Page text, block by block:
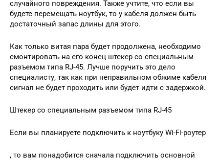
случайного повреждения. Также учтите, что если вы
будете перемещать ноутбук, то у кабеля должен быть
достаточный запас длины для этого.
Как только витая пара будет продолжена, необходимо
смонтировать на его конец штекер со специальным
разъемом типа RJ-45. Лучше поручить это дело
специалисту, так как при неправильном обжиме кабеля
сигнал не будет проходить или будет идти с задержкой.
Штекер со специальным разъемом типа RJ-45
Если вы планируете подключить к ноутбуку Wi-Fi-роутер
, то вам понадобится сначала подключить основной